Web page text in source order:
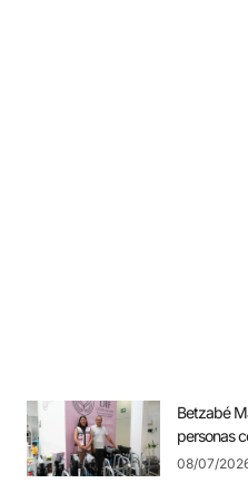
Betzabé
personas
08/07/